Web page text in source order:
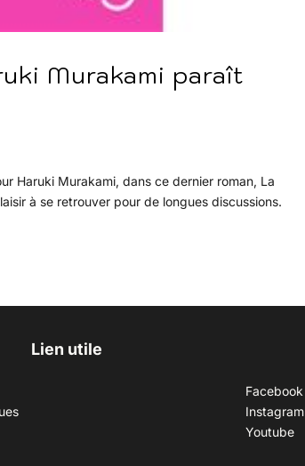
Murakami paraît
Haruki Murakami, dans ce dernier roman, La
à se retrouver pour de longues discussions.
Lien utile
Facebook
Instagram
Youtube